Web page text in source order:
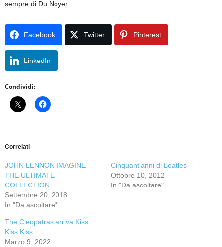
sempre di Du Noyer.
Facebook Twitter Pinterest
LinkedIn
Condividi:
Correlati
JOHN LENNON IMAGINE –
THE ULTIMATE
COLLECTION
Settembre 20, 2018
In "Da ascoltare"
Cinquant’anni di Beatles
Ottobre 10, 2012
In "Da ascoltare"
The Cleopatras arriva Kiss
Kiss Kiss
Marzo 9, 2022